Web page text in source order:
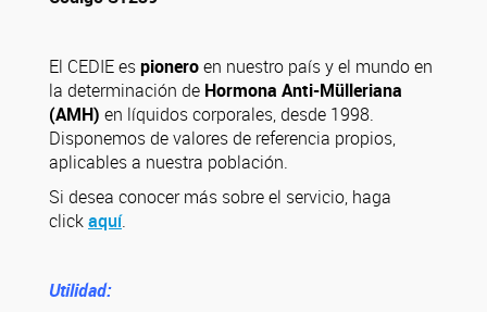
El CEDIE espioneroen nuestro país y el mundo en
la determinación de Hormona Anti-Mülleriana
(AMH) en líquidos corporales, desde 1998.
Disponemos de valores de referencia propios,
aplicables a nuestra población.
Si desea conocer más sobre el servicio, haga
clickaquí.
Utilidad: